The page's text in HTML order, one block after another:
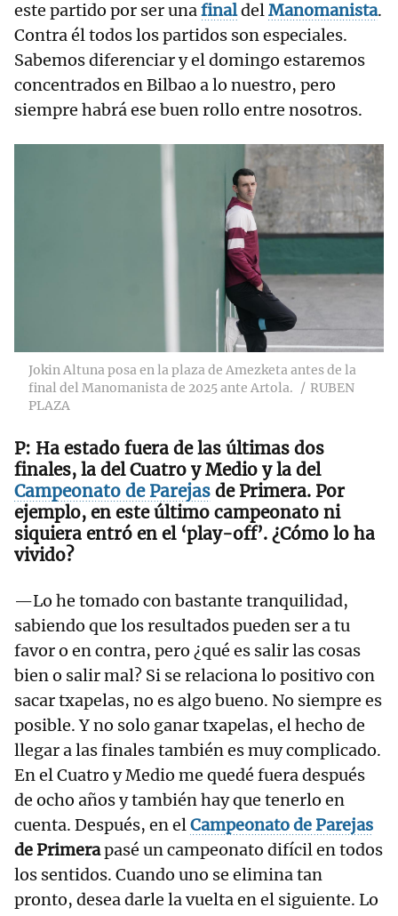
este partido por ser unafinaldelManomanista.
Contra él todos los partidos son especiales.
Sabemos diferenciar y el domingo estaremos
concentrados en Bilbao a lo nuestro, pero
siempre habrá ese buen rollo entre nosotros.
Jokin Altuna posa en la plaza de Amezketa antes de la
final del Manomanista de 2025 ante Artola.
RUBEN
PLAZA
Ha estado fuera de las últimas dos
finales, la del Cuatro y Medio y la del
Campeonato de Parejas de Primera. Por
ejemplo, en este último campeonato ni
siquiera entró en el ‘play-off’. ¿Cómo lo ha
vivido?
—Lo he tomado con bastante tranquilidad,
sabiendo que los resultados pueden ser a tu
favor o en contra, pero ¿qué es salir las cosas
bien o salir mal? Si se relaciona lo positivo con
sacar txapelas, no es algo bueno. No siempre es
posible. Y no solo ganar txapelas, el hecho de
llegar a las finales también es muy complicado.
En el Cuatro y Medio me quedé fuera después
de ocho años y también hay que tenerlo en
cuenta. Después, en elCampeonato de Parejas
de Primerapasé un campeonato difícil en todos
los sentidos. Cuando uno se elimina tan
pronto, desea darle la vuelta en el siguiente. Lo